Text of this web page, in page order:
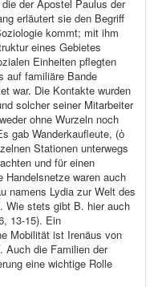
der Apostel Paulus der
erläutert sie den Begriff
kommt; mit ihm
eines Gebietes
Einheiten pflegten
auf familiäre Bande
war. Die Kontakte wurden
solcher seiner Mitarbeiter
ohne Wurzeln noch
gab Wanderkaufleute, (ὁ
Stationen unterwegs
und für einen
Handelsnetze waren auch
namens Lydia zur Welt des
Wie stets gibt B. hier auch
13-15). Ein
Mobilität ist Irenäus von
Auch die Familien der
eine wichtige Rolle